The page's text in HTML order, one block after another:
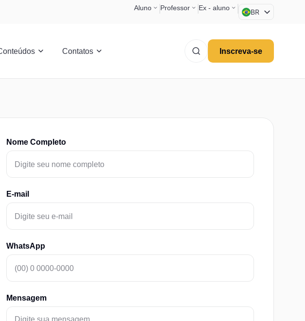
Aluno Professor Ex - aluno
BR
ES
Contatos Inscreva-se
Nome Completo
E-mail
WhatsApp
Mensagem